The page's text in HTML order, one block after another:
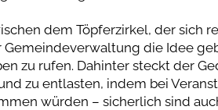
dem Töpferzirkel, der sich
die Idee
zu rufen. Dahinter steckt der
zu entlasten, indem bei
würden – sicherlich sind